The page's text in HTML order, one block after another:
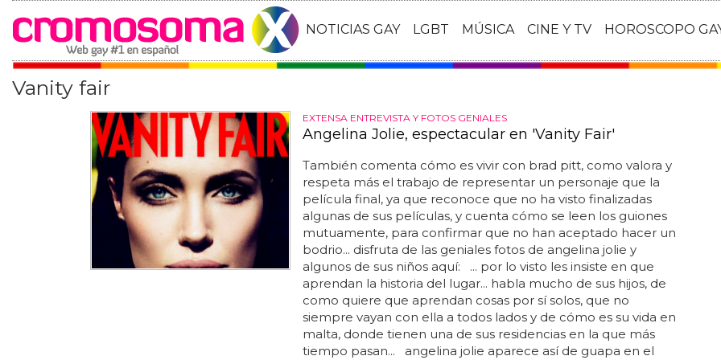
NOTICIAS GAY LGBT MÚSICA CINE Y TV HOROSCOPO
Vanity fair
EXTENSA ENTREVISTA Y FOTOS GENIALES
Angelina Jolie, espectacular en 'Vanity Fair'
También comenta cómo es vivir con brad pitt, como valora y
respeta más el trabajo de representar un personaje que la
película final, ya que reconoce que no ha visto finalizadas
algunas de sus películas, y cuenta cómo se leen los guiones
mutuamente, para confirmar que no han aceptado hacer un
bodrio... disfruta de las geniales fotos de angelina jolie y
algunos de sus niños aquí: ... por lo visto les insiste en que
aprendan la historia del lugar... habla mucho de sus hijos, de
como quiere que aprendan cosas por sí solos, que no
siempre vayan con ella a todos lados y de cómo es su vida en
malta, donde tienen una de sus residencias en la que más
tiempo pasan... angelina jolie aparece así de guapa en el